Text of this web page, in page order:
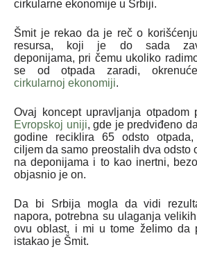
cirkularne ekonomije u Srbiji.
Šmit je rekao da je reč o
resursa, koji je do sada
deponijama, pri čemu ukoliko
se od otpada zaradi,
cirkularnoj ekonomiji.
Ovaj koncept upravljanja otpadom
Evropskoj uniji, gde je predviđeno
godine reciklira 65 odsto
ciljem da samo preostalih dva odsto
na deponijama i to kao inertni,
objasnio je on.
Da bi Srbija mogla da vidi
napora, potrebna su ulaganja
ovu oblast, i mi u tome želimo da
istakao je Šmit.